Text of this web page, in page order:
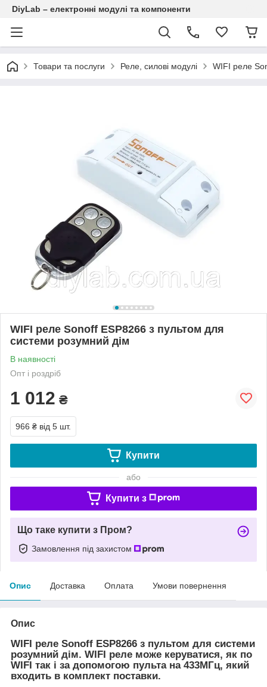
DiyLab – електронні модулі та компоненти
Товари та послуги Реле, силові модулі WIFI реле
WIFI реле Sonoff ESP8266 з пультом для
системи розумний дім
В наявності
Опт і роздріб
1 012 ₴
966 ₴ від 5 шт.
Купити
або
Купити з
Що таке купити з Пром?
Замовлення під захистом
Опис Доставка Оплата Умови повернення
Опис
WIFI реле Sonoff ESP8266 з пультом для системи
розумний дім. WIFI реле може керуватися, як по
WIFI так і за допомогою пульта на 433МГц, який
входить в комплект поставки.